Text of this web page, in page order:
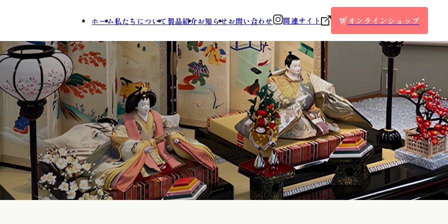
ホーム私たちについて 製品紹介お知らせお問い合わせ 関連サイト オンラインショップ